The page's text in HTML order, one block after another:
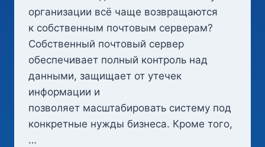
организации всё чаще возвращаются
к собственным почтовым серверам?
Собственный почтовый сервер
обеспечивает полный контроль над
данными, защищает от утечек
информации и
позволяет масштабировать систему под
конкретные нужды бизнеса. Кроме того,
…